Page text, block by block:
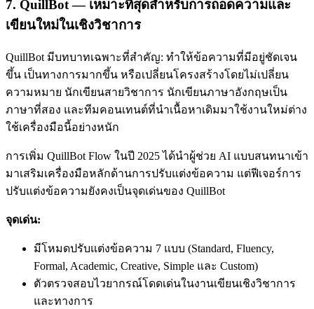
7. QuillBot — เหมาะที่สุดสำหรับการถอดความและ
เขียนใหม่ในเชิงวิชาการ
QuillBot มีบทบาทเฉพาะที่สำคัญ: ทำให้ข้อความที่มีอยู่ชัดเจน
ขึ้น เป็นทางการมากขึ้น หรือเปลี่ยนโครงสร้างโดยไม่เปลี่ยน
ความหมาย นักเขียนสายวิชาการ นักเขียนภาษาอังกฤษเป็น
ภาษาที่สอง และทีมคอนเทนต์ที่นำเนื้อหาเดิมมาใช้งานใหม่ต่าง
ใช้เครื่องมือนี้อย่างหนัก
การเพิ่ม QuillBot Flow ในปี 2025 ได้นำผู้ช่วย AI แบบสนทนาเข้า
มาเสริมเครื่องมือหลักด้านการปรับแต่งข้อความ แต่ฟีเจอร์การ
ปรับแต่งข้อความยังคงเป็นจุดเด่นของ QuillBot
จุดเด่น:
มีโหมดปรับแต่งข้อความ 7 แบบ (Standard, Fluency,
Formal, Academic, Creative, Simple และ Custom)
ตัวตรวจสอบไวยากรณ์โดดเด่นในงานเขียนเชิงวิชาการ
และทางการ